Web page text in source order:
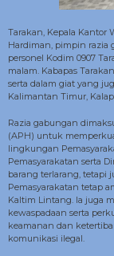
Tarakan, Kepala Kantor
Hardiman, pimpin razia
personel Kodim 0907
malam. Kabapas
serta dalam giat yang
Kalimantan Timur,
Razia gabungan
(APH) untuk
lingkungan
Pemasyarakatan serta
barang terlarang, tetapi
Pemasyarakatan tetap
Kaltim Lintang. la juga
kewaspadaan serta
keamanan dan
komunikasi ilegal.